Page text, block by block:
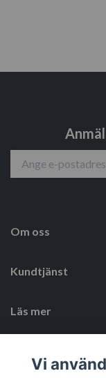
Om oss
Kundtjänst
Läs mer
Vi